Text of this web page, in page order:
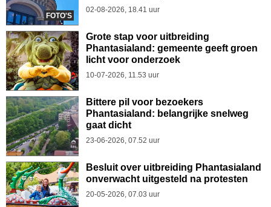
FOTO'S
02-08-2026, 18.41 uur
Grote stap voor uitbreiding
Phantasialand: gemeente geeft groen
licht voor onderzoek
10-07-2026, 11.53 uur
Bittere pil voor bezoekers
Phantasialand: belangrijke snelweg
gaat dicht
23-06-2026, 07.52 uur
Besluit over uitbreiding Phantasialand
onverwacht uitgesteld na protesten
20-05-2026, 07.03 uur